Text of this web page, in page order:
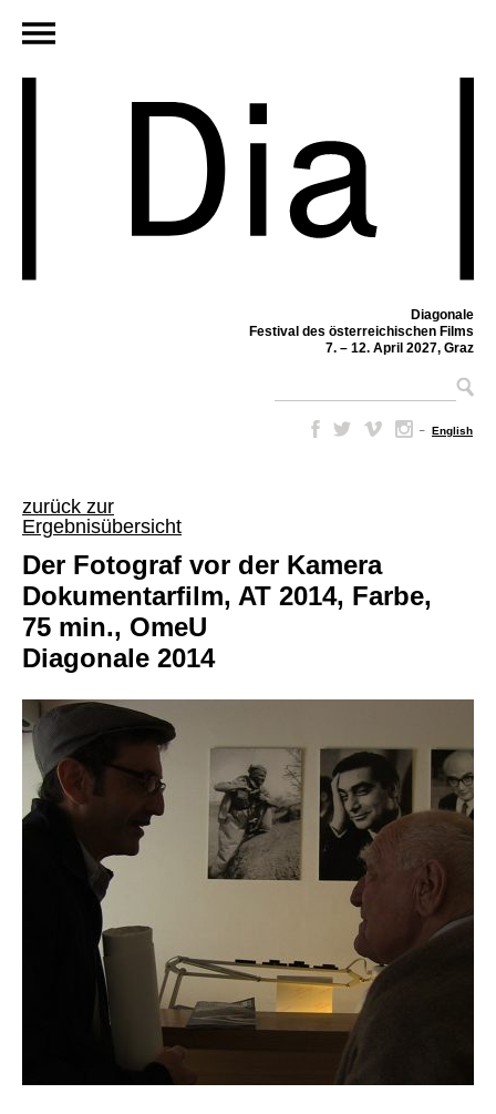
Diagonale
Festival des österreichischen Films
7. – 12. April 2027, Graz
– English
zurück zur
Ergebnisübersicht
Der Fotograf vor der Kamera
Dokumentarfilm, AT 2014, Farbe,
75 min., OmeU
Diagonale 2014